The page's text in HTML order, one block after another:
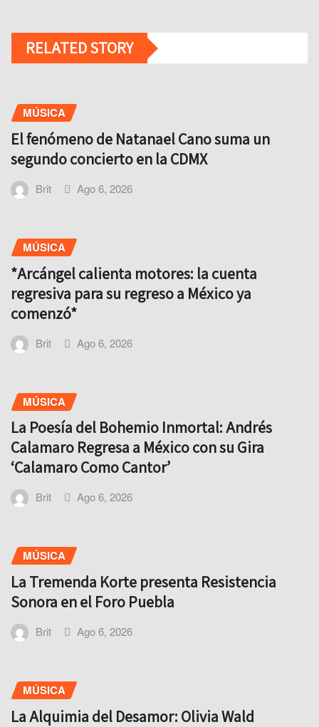
RELATED STORY
MÚSICA
El fenómeno de Natanael Cano suma un
segundo concierto en la CDMX
Brit Ago 6, 2026
MÚSICA
*Arcángel calienta motores: la cuenta
regresiva para su regreso a México ya
comenzó*
Brit Ago 6, 2026
MÚSICA
La Poesía del Bohemio Inmortal: Andrés
Calamaro Regresa a México con su Gira
‘Calamaro Como Cantor’
Brit Ago 6, 2026
MÚSICA
La Tremenda Korte presenta Resistencia
Sonora en el Foro Puebla
Brit Ago 6, 2026
MÚSICA
La Alquimia del Desamor: Olivia Wald